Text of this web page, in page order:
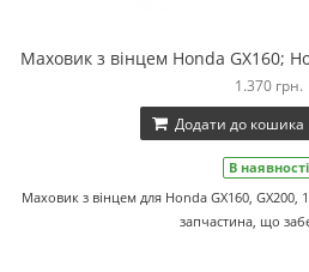
Маховик з вінцем Honda GX160;
1.370 грн.
Додати до кошика
В наявності
Маховик з вінцем для Honda GX160, GX200,
запчастина, що